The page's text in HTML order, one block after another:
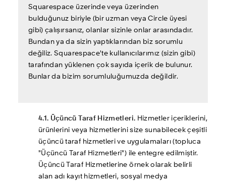
Squarespace üzerinde veya üzerinden
bulduğunuz biriyle (bir uzman veya Circle üyesi
gibi) çalışırsanız, olanlar sizinle onlar arasındadır.
Bundan ya da sizin yaptıklarından biz sorumlu
değiliz. Squarespace'te kullanıcılarımız (sizin gibi)
tarafından yüklenen çok sayıda içerik de bulunur.
Bunlar da bizim sorumluluğumuzda değildir.
4.1. Üçüncü Taraf Hizmetleri. Hizmetler içeriklerini,
ürünlerini veya hizmetlerini size sunabilecek çeşitli
üçüncü taraf hizmetleri ve uygulamaları (topluca
"Üçüncü Taraf Hizmetleri") ile entegre edilmiştir.
Üçüncü Taraf Hizmetlerine örnek olarak belirli
alan adı kayıt hizmetleri, sosyal medya